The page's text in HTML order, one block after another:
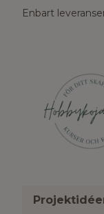
Enbart